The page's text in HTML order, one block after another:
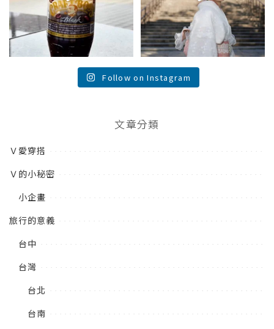
Follow on Instagram
文章分類
Ｖ愛穿搭
Ｖ的小秘密
小企畫
旅行的意義
台中
台灣
台北
台南